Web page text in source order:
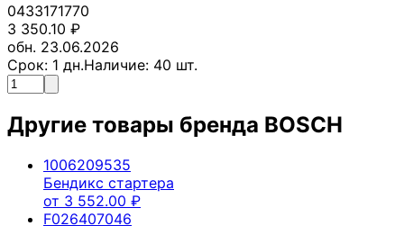
0433171770
3 350.10 ₽
обн. 23.06.2026
Срок: 1 дн.Наличие: 40 шт.
Другие товары бренда BOSCH
1006209535
Бендикс стартера
от 3 552.00 ₽
F026407046